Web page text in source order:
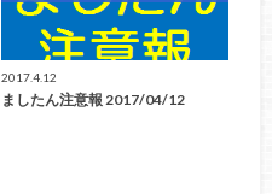
2017.4.12
ましたん注意報 2017/04/12